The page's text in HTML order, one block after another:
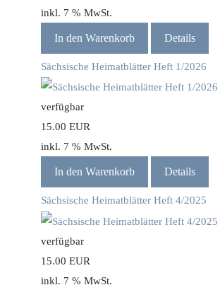
inkl. 7 % MwSt.
In den Warenkorb Details
Sächsische Heimatblätter Heft 1/2026
verfügbar
15.00 EUR
inkl. 7 % MwSt.
In den Warenkorb Details
Sächsische Heimatblätter Heft 4/2025
verfügbar
15.00 EUR
inkl. 7 % MwSt.